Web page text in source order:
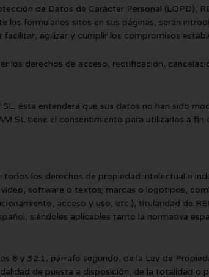
de Datos de Carácter Personal (LOPD),
los formularios sitos en sus páginas, serán
agilizar y cumplir los compromisos
los derechos de acceso, rectificación,
ésta entenderá que sus datos no han sido
SL tiene el consentimiento para utilizarlos a
los derechos de propiedad intelectual e
software o textos; marcas o logotipos,
acceso y uso, etc.), titularidad de
siéndoles aplicables tanto la normativa
8 y 32.1, párrafo segundo, de la Ley de
de puesta a disposición, de la totalidad o